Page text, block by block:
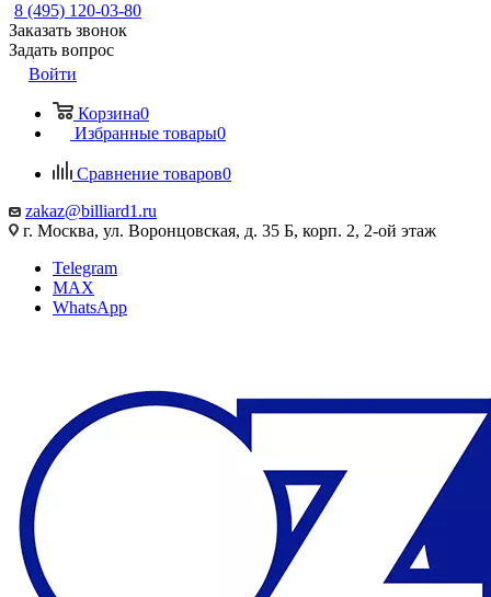
8 (495) 120-03-80
Заказать звонок
Задать вопрос
Войти
Корзина0
Избранные товары0
Сравнение товаров0
zakaz@billiard1.ru
г. Москва, ул. Воронцовская, д. 35 Б, корп. 2, 2-ой этаж
Telegram
MAX
WhatsApp